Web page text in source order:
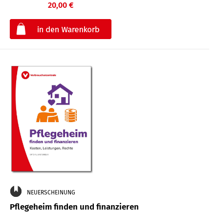
20,00 €
NEUERSCHEINUNG
Pflegeheim finden und finanzieren